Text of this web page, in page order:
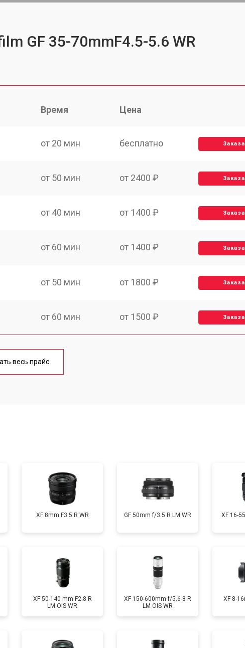
GF 35-70mmF4.5-5.6 WR
Время Цена
от 20 мин бесплатно
от 50 мин от 2400 ₽
от 40 мин от 1400 ₽
от 60 мин от 1400 ₽
от 50 мин от 1800 ₽
от 60 мин от 1500 ₽
от 50 мин
весь прайс
XF 8mm F3.5 R WR GF 50mm f/3.5 R LM WR
XF 16-
XF 50-140 mm F2.8 R
LM OIS WR
XF 150-600mm f/5.6-8 R
LM OIS WR
XF 8-